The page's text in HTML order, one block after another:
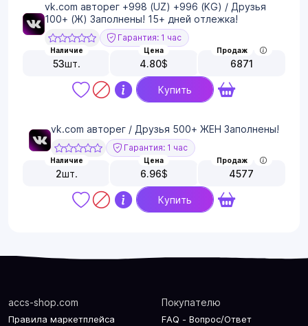
vk.com авторег +998 (UZ) +996 (KG) / Друзья
100+ (Ж) Заполнены! 15+ дней отлежка!
Гарантия: 1 час
Наличие
53шт.
Цена
4.80$
Продаж
6871
Купить
vk.com авторег / Друзья 500+ ЖЕН Заполнены!
Гарантия: 1 час
Наличие
2шт.
Цена
6.96$
Продаж
4577
Купить
accs-shop.com
Правила маркетплейса
Покупателю
FAQ - Вопрос/Ответ